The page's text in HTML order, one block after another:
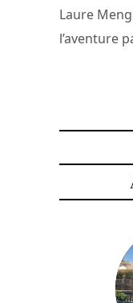
Laure
l’aventure